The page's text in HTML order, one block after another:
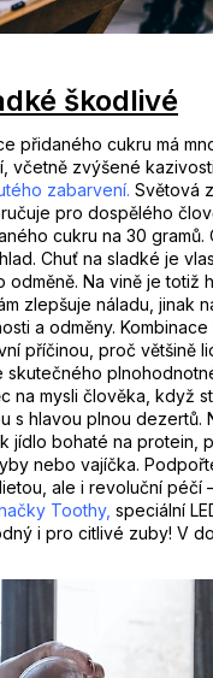
škodlivé
přidaného cukru má
včetně zvýšené
zabarvení. Světová
pro dospělého
cukru na 30 gramů.
Chuť na sladké je
odměně. Na vině je totiž
zlepšuje náladu, jinak
a odměny. Kombinace
příčinou, proč většině
skutečného
na mysli člověka, když
s hlavou plnou dezertů.
jídlo bohaté na protein,
nebo vajíčka.
ale i revoluční péčí
Toothy, speciální
i pro citlivé zuby! V
Hledat